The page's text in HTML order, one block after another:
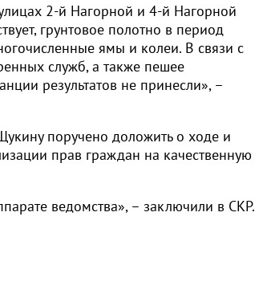
2-й Нагорной и 4-й Нагорной
грунтовое полотно в период
ямы и колеи. В связи с
служб, а также пешее
результатов не принесли», –
поручено доложить о ходе и
прав граждан на качественную
ведомства», – заключили в СКР.